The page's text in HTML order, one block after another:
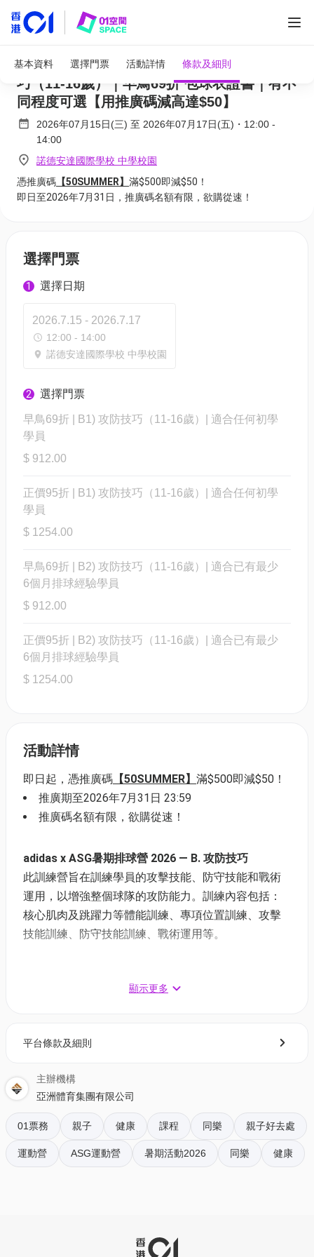
基本資料 選擇門票 活動詳情 條款及細則
adidas x ASG暑期排球營 2026｜B. 攻防技
巧（11-16歲）｜早鳥69折 包球衣證書｜有不
同程度可選【用推廣碼減高達$50】
2026年07月15日(三) 至 2026年07月17日(五) ・ 12:00 -
14:00
諾德安達國際學校 中學校園
憑推廣碼 【50SUMMER】 滿$500即減$50！
即日至2026年7月31日，推廣碼名額有限，欲購從速！
選擇門票
1 選擇日期
2026.7.15 - 2026.7.17
12:00 - 14:00
諾德安達國際學校 中學校園
2 選擇門票
早鳥69折 | B1) 攻防技巧（11-16歲）| 適合任何初學
學員
$ 912.00
正價95折 | B1) 攻防技巧（11-16歲）| 適合任何初學
學員
$ 1254.00
早鳥69折 | B2) 攻防技巧（11-16歲）| 適合已有最少
6個月排球經驗學員
$ 912.00
正價95折 | B2) 攻防技巧（11-16歲）| 適合已有最少
6個月排球經驗學員
$ 1254.00
活動詳情
即日起，憑推廣碼 【50SUMMER】 滿$500即減$50！
推廣期至2026年7月31日 23:59
推廣碼名額有限，欲購從速！
adidas x ASG暑期排球營 2026 — B. 攻防技巧
此訓練營旨在訓練學員的攻擊技能、防守技能和戰術
運用，以增強整個球隊的攻防能力。訓練內容包括：
核心肌肉及跳躍力等體能訓練、專項位置訓練、攻擊
技能訓練、防守技能訓練、戰術運用等。
適合任何初學學員
此訓練營旨在訓練學員的攻擊技能、防守技能和戰
術運用，以增強整個球隊的攻防能力。
教練 - 王佳曦 (Coach Kai Hei)
早鳥69折 至7月1日 - $912 | 原價$1,320
此訓練營旨在訓練學員的攻擊技能、防守技能和戰
顯示更多
平台條款及細則
主辦機構
亞洲體育集團有限公司
01票務 親子 健康 課程 同樂 親子好去處
運動營 ASG運動營 暑期活動2026 同樂 健康